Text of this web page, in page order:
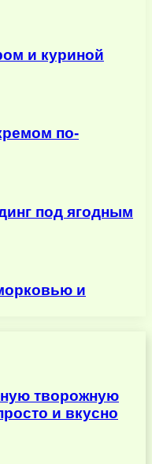
и куриной
по-
под ягодным
и
творожную
и вкусно